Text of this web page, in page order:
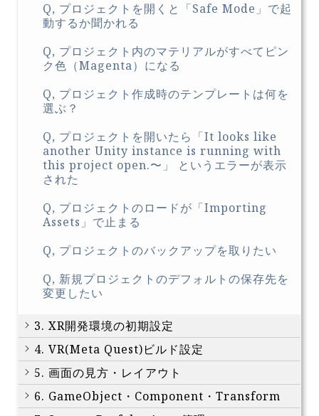
Q, プロジェクトを開くと「Safe Mode」で起
動するか聞かれる
Q, プロジェクト内のマテリアルがすべてピン
ク色（Magenta）になる
Q, プロジェクト作成時のテンプレートは何を
選ぶ？
Q, プロジェクトを開いたら「It looks like
another Unity instance is running with
this project open.〜」 というエラーが表示
された
Q, プロジェクトのロードが「Importing
Assets」で止まる
Q, プロジェクトのバックアップを取りたい
Q, 新規プロジェクトのデフォルトの保存先を
変更したい
3. XR開発環境の初期設定
4. VR(Meta Quest)ビルド設定
5. 画面の見方・レイアウト
6. GameObject・Component・Transform